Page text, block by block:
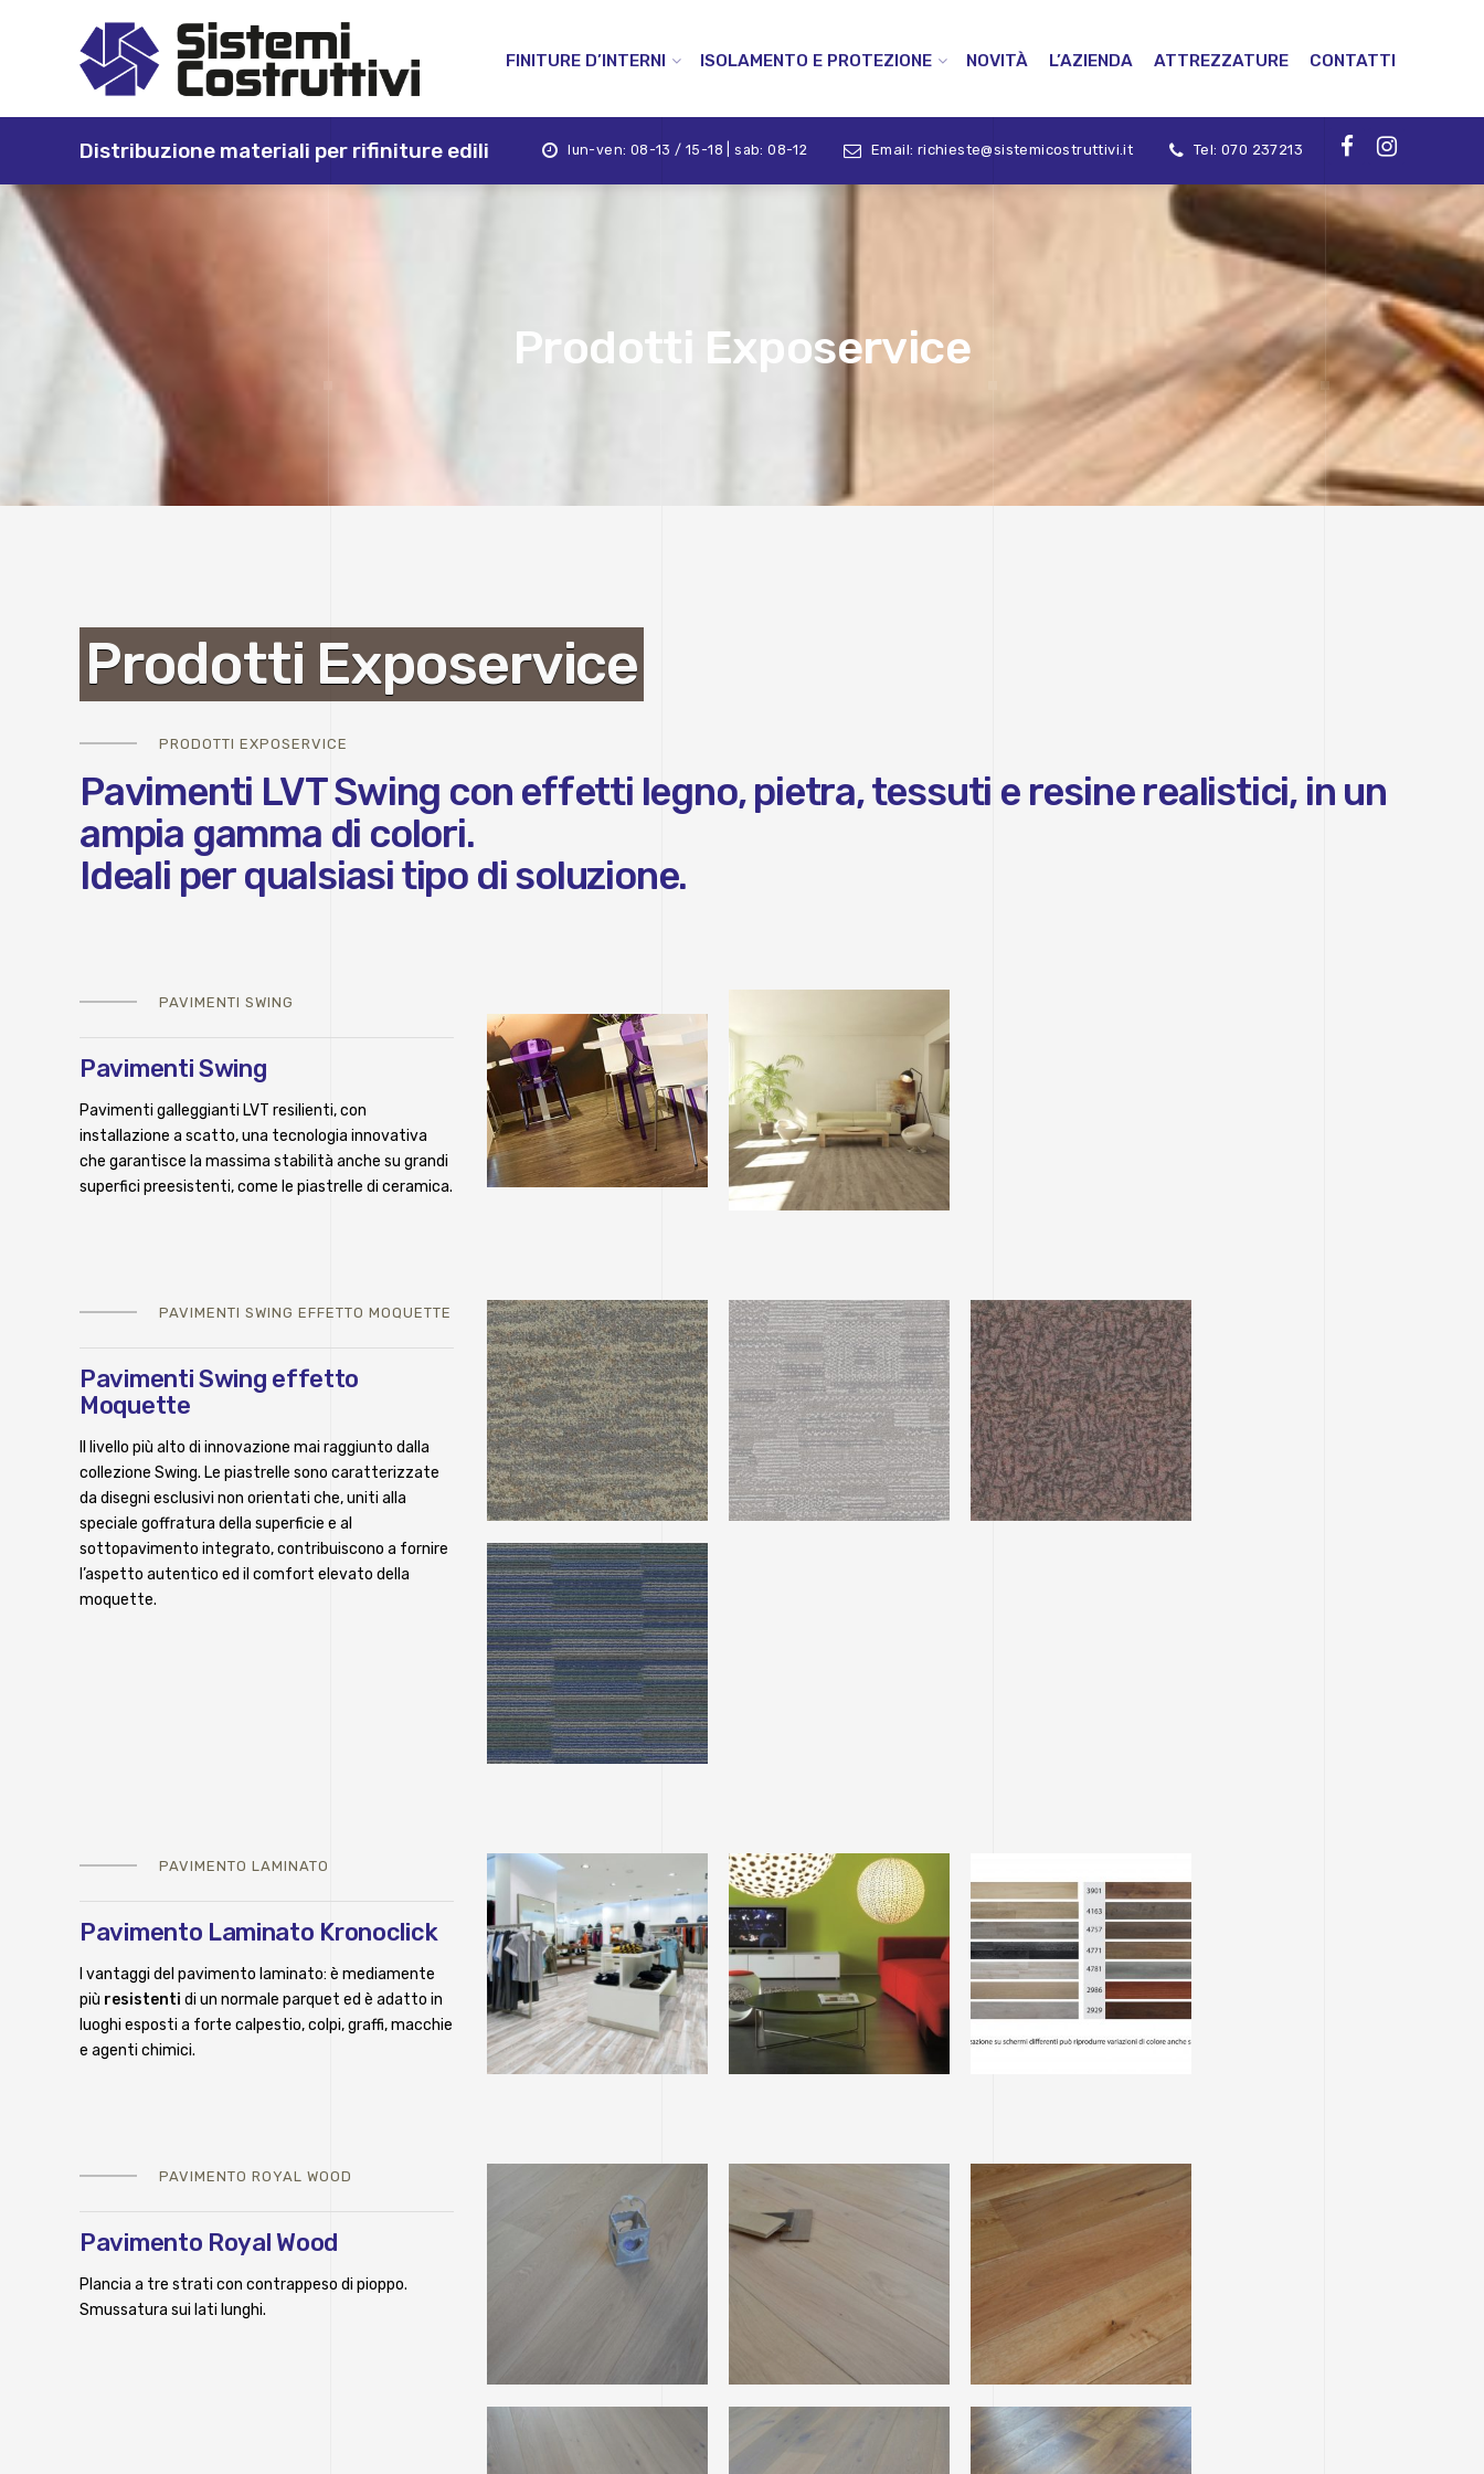
FINITURE D’INTERNI ISOLAMENTO E PROTEZIONE NOVITÀ L’AZIENDA ATTREZZATURE CONTATTI
Distribuzione materiali per rifiniture edili lun-ven: 08-13 / 15-18 | sab: 08-12 Email: richieste@sistemicostruttivi.it Tel: 070 237213
Prodotti Exposervice
Prodotti Exposervice
PRODOTTI EXPOSERVICE
Pavimenti LVT Swing con effetti legno, pietra, tessuti e resine realistici, in un
ampia gamma di colori.
Ideali per qualsiasi tipo di soluzione.
PAVIMENTI SWING
Pavimenti Swing
Pavimenti galleggianti LVT resilienti, con
installazione a scatto, una tecnologia innovativa
che garantisce la massima stabilità anche su grandi
superfici preesistenti, come le piastrelle di ceramica.
PAVIMENTI SWING EFFETTO MOQUETTE
Pavimenti Swing effetto
Moquette
Il livello più alto di innovazione mai raggiunto dalla
collezione Swing. Le piastrelle sono caratterizzate
da disegni esclusivi non orientati che, uniti alla
speciale goffratura della superficie e al
sottopavimento integrato, contribuiscono a fornire
l’aspetto autentico ed il comfort elevato della
moquette.
PAVIMENTO LAMINATO
Pavimento Laminato Kronoclick
I vantaggi del pavimento laminato: è mediamente
più resistenti di un normale parquet ed è adatto in
luoghi esposti a forte calpestio, colpi, graffi, macchie
e agenti chimici.
PAVIMENTO ROYAL WOOD
Pavimento Royal Wood
Plancia a tre strati con contrappeso di pioppo.
Smussatura sui lati lunghi.